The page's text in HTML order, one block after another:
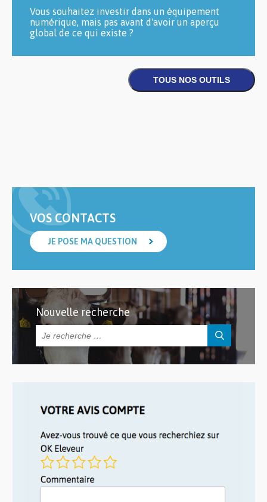
Vous souhaitez investir dans un équipement
numérique, mais pas avant d'avoir un aperçu
global de ce qui existe ?
VOS CONTACTS
JE POSE MA QUESTION
Nouvelle recherche